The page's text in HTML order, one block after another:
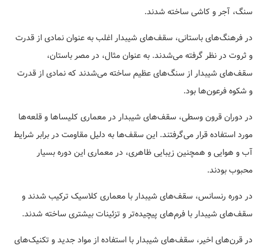
سنگ، آجر و کاشی ساخته شدند.
در فرهنگ‌های باستانی، سقف‌های شیبدار اغلب به عنوان نمادی از قدرت
و ثروت در نظر گرفته می‌شدند. به عنوان مثال، در مصر باستان،
سقف‌های شیبدار از سنگ‌های عظیم ساخته می‌شدند که نمادی از قدرت
و شکوه فرعون‌ها بود.
در دوران قرون وسطی، سقف‌های شیبدار در معماری کلیساها و قلعه‌ها
مورد استفاده قرار می‌گرفتند. این سقف‌ها به دلیل مقاومت در برابر شرایط
آب و هوایی و همچنین زیبایی ظاهری، در معماری این دوره بسیار
محبوب بودند.
در دوره رنسانس، سقف‌های شیبدار با معماری کلاسیک ترکیب شدند و
سقف‌های شیبدار با فرم‌های پیچیده‌تر و تزئینات بیشتری ساخته شدند.
در قرن‌های اخیر، سقف‌های شیبدار با استفاده از مواد جدید و تکنیک‌های